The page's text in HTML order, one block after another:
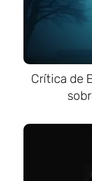
Crítica de